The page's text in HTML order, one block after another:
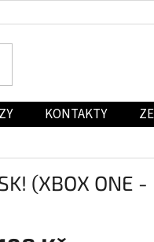
KONTAKTY
(XBOX ONE